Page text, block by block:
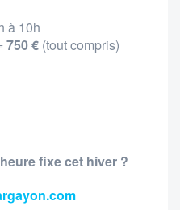
à 10h
750 € (tout compris)
fixe cet hiver ?